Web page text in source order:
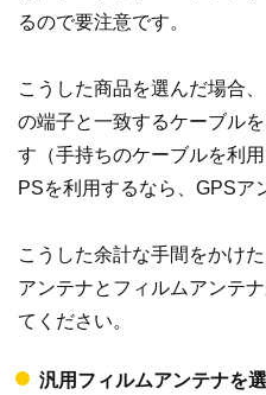
るので要注意です。
こうした商品を選んだ場合
の端子と一致するケーブル
す（手持ちのケーブルを利
PSを利用するなら、GPSア
こうした余計な手間をかけ
アンテナとフィルムアンテ
てください。
汎用フィルムアンテナを